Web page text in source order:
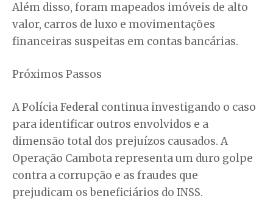
Além disso, foram mapeados imóveis de alto
valor, carros de luxo e movimentações
financeiras suspeitas em contas bancárias.
Próximos Passos
A Polícia Federal continua investigando o caso
para identificar outros envolvidos e a
dimensão total dos prejuízos causados. A
Operação Cambota representa um duro golpe
contra a corrupção e as fraudes que
prejudicam os beneficiários do INSS.